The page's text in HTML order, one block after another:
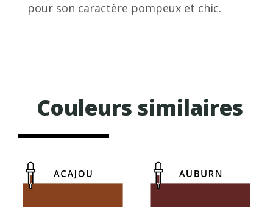
pour son caractère pompeux et chic.
Couleurs similaires